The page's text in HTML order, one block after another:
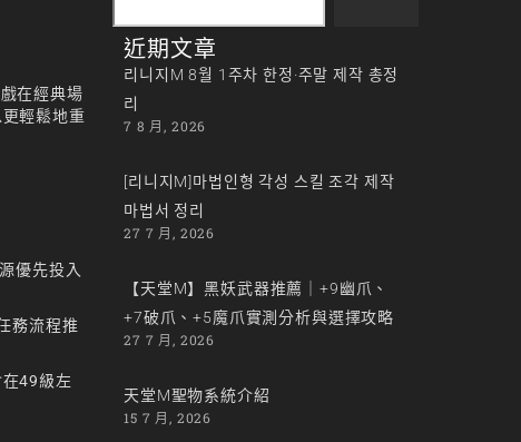
在經典場
輕鬆地重
優先投入
務流程推
49級左
近期文章
리니지M 8월 1주차 한정·주말 제작 총정
리
7 8 月, 2026
[리니지M]마법인형 각성 스킬 조각 제작
마법서 정리
27 7 月, 2026
【天堂M】黑妖武器推薦｜+9幽爪、
+7破爪、+5魔爪實測分析與選擇攻略
27 7 月, 2026
天堂M聖物系統介紹
15 7 月, 2026